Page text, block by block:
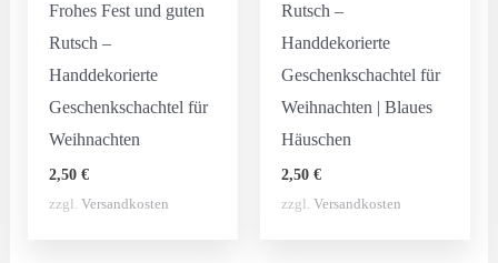
Frohes Fest und guten
Rutsch –
Handdekorierte
Geschenkschachtel für
Weihnachten
2,50 €
zzgl. Versandkosten
Rutsch –
Handdekorierte
Geschenkschachtel für
Weihnachten | Blaues
Häuschen
2,50€
zzgl.Versandkosten